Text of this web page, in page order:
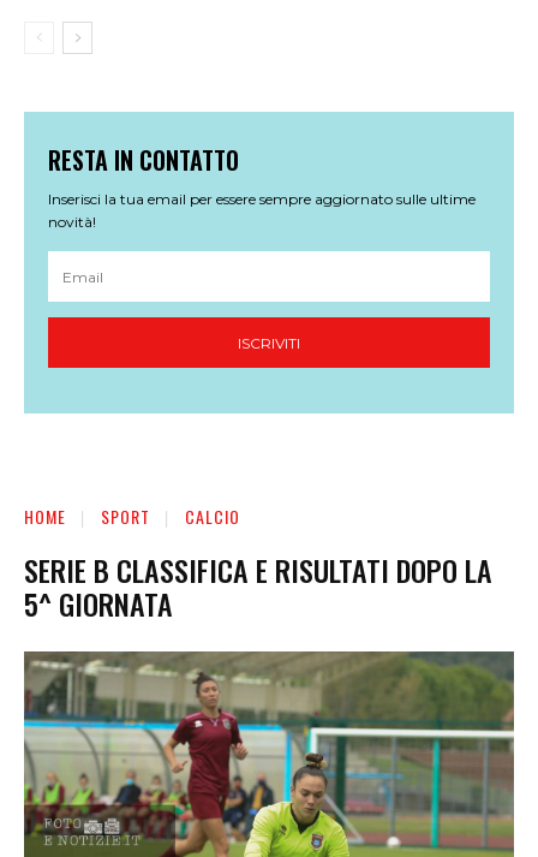
RESTA IN CONTATTO
Inserisci la tua email per essere sempre aggiornato sulle ultime
novità!
ISCRIVITI